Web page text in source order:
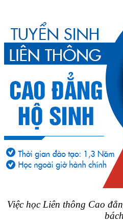
Việc học Liên thông Cao
bách